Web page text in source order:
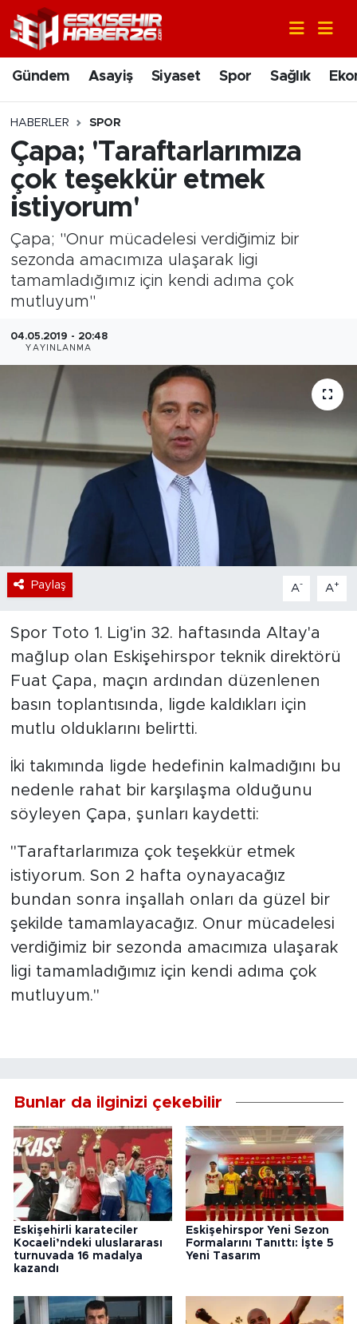
Gündem Asayiş Siyaset Spor Sağlık
HABERLER SPOR
Çapa; 'Taraftarlarımıza
çok teşekkür etmek
istiyorum'
Çapa; "Onur mücadelesi verdiğimiz bir
sezonda amacımıza ulaşarak ligi
tamamladığımız için kendi adıma çok
mutluyum"
04.05.2019 - 20:48
YAYINLANMA
Paylaş A- A+
Spor Toto 1. Lig'in 32. haftasında Altay'a
mağlup olan Eskişehirspor teknik direktörü
Fuat Çapa, maçın ardından düzenlenen
basın toplantısında, ligde kaldıkları için
mutlu olduklarını belirtti.
İki takımında ligde hedefinin kalmadığını bu
nedenle rahat bir karşılaşma olduğunu
söyleyen Çapa, şunları kaydetti:
"Taraftarlarımıza çok teşekkür etmek
istiyorum. Son 2 hafta oynayacağız
bundan sonra inşallah onları da güzel bir
şekilde tamamlayacağız. Onur mücadelesi
verdiğimiz bir sezonda amacımıza ulaşarak
ligi tamamladığımız için kendi adıma çok
mutluyum."
Bunlar da ilginizi çekebilir
Eskişehirli karateciler
Kocaeli’ndeki uluslararası
turnuvada 16 madalya
kazandı
Eskişehirspor Yeni Sezon
Formalarını Tanıttı: İşte 5
Yeni Tasarım
Gündem
Asayiş
Siyaset
Spor
Sağlık
Ekonomi
Eğitim
Sanat
Bölge
Teknoloji
Magazin
Dünya
Sektör
Nöbetçi Eczaneler
Hava Durumu
Trafik Durumu
Süper Lig Puan Durumu ve Fikstür
Tüm Manşetler
Son Dakika Haberleri
Haber Arşivi